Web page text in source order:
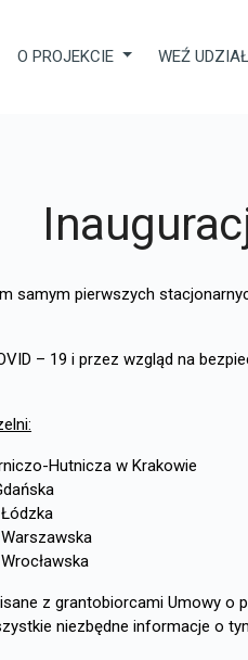
O PROJEKCIE
WEŹ UDZIAŁ
samym pierwszych
– 19 i przez wzgląd na
Hutnicza w Krakowie
z grantobiorcami Umowy o
niezbędne informacje o